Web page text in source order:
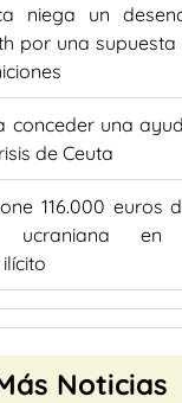
niega un
por una
conceder una
de Ceuta
116.000 euros
ucraniana
Noticias